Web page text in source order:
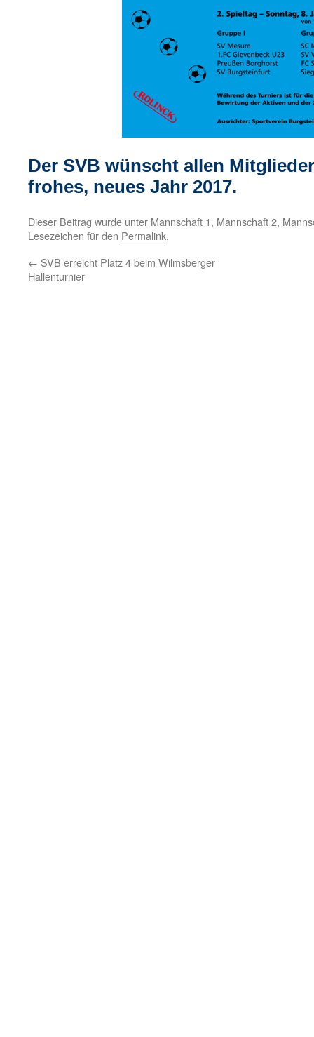
Der SVB wünscht allen
frohes, neues Jahr 2017.
Dieser Beitrag wurde unter Mannschaft 1, Mannschaft 2,
Lesezeichen für den Permalink.
← SVB erreicht Platz 4 beim Wilmsberger
Hallenturnier